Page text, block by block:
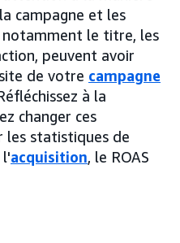
campagne et les
le titre, les
peuvent avoir
de votre campagne
à la
changer ces
les statistiques de
l'acquisition, le ROAS